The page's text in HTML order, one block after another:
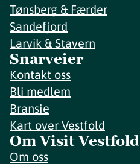
Tønsberg & Færder
Sandefjord
Larvik & Stavern
Snarveier
Kontakt oss
Bli medlem
Bransje
Kart over Vestfold
Om Visit Vestfold
Om oss